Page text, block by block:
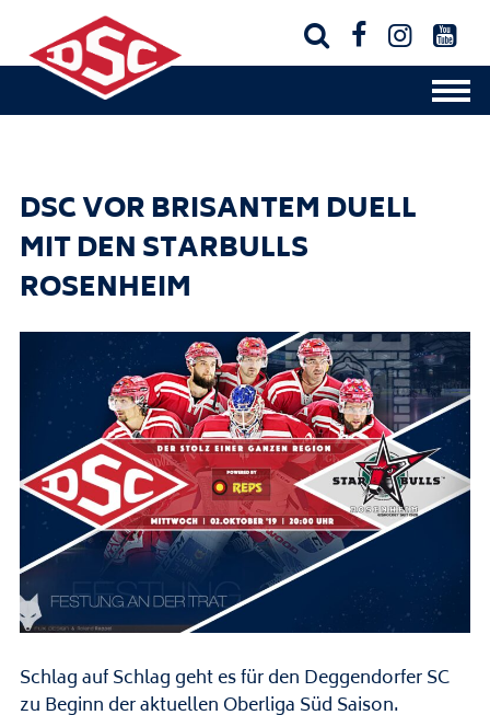
   
DSC VOR BRISANTEM DUELL
MIT DEN STARBULLS
ROSENHEIM
Schlag auf Schlag geht es für den Deggendorfer SC
zu Beginn der aktuellen Oberliga Süd Saison.